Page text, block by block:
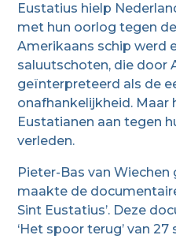
Eustatius hielp
met hun oorlog tegen
Amerikaans schip werd
saluutschoten, die door
geïnterpreteerd als de
onafhankelijkheid. Maar
Eustatianen aan tegen
verleden.
Pieter-Bas van Wiechen
maakte de
Sint Eustatius’. Deze
‘Het spoor terug’ van